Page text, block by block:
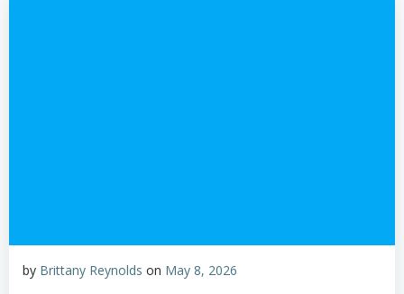
by Brittany Reynolds on May 8, 2026